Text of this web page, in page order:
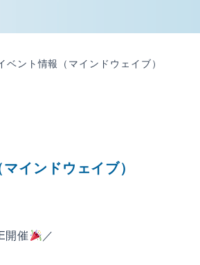
ベント情報（マインドウェイブ）
インドウェイブ）
開催
／